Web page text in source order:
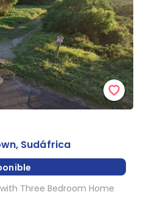
Sudáfrica
Three Bedroom Home